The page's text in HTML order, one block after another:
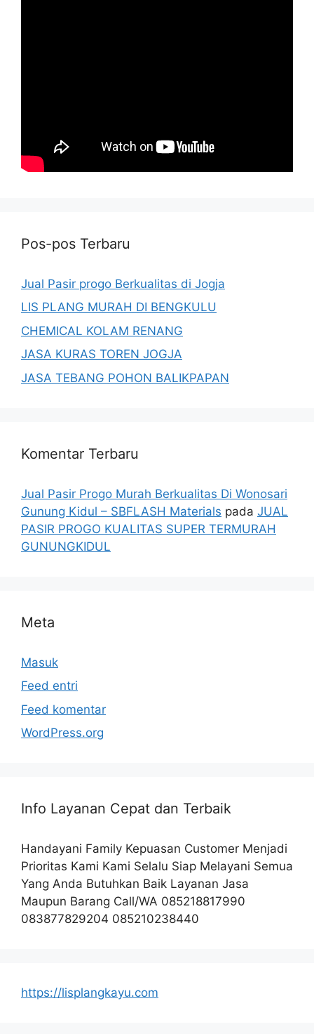
Pos-pos Terbaru
Jual Pasir progo Berkualitas di Jogja
LIS PLANG MURAH DI BENGKULU
CHEMICAL KOLAM RENANG
JASA KURAS TOREN JOGJA
JASA TEBANG POHON BALIKPAPAN
Komentar Terbaru
Jual Pasir Progo Murah Berkualitas Di Wonosari
Gunung Kidul – SBFLASH Materials pada JUAL
PASIR PROGO KUALITAS SUPER TERMURAH
GUNUNGKIDUL
Meta
Masuk
Feed entri
Feed komentar
WordPress.org
Info Layanan Cepat dan Terbaik
Handayani Family Kepuasan Customer Menjadi
Prioritas Kami Kami Selalu Siap Melayani Semua
Yang Anda Butuhkan Baik Layanan Jasa
Maupun Barang Call/WA 085218817990
083877829204 085210238440
https://lisplangkayu.com